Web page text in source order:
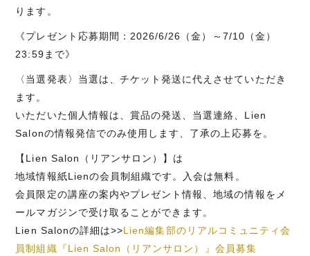
ります。
《プレゼント応募期間：2026/6/26（金）～7/10（金）
23:59まで》
〈当選発表〉当選は、チケット発送に代えさせていただき
ます。
いただいた個人情報は、賞品の発送、当選連絡、Lien
Salonの情報発信でのみ使用します、了承の上応募を。
【Lien Salon（リアンサロン）】は
地域情報紙Lienの会員制組織です。入会は無料。
会員限定の講座の案内やプレゼント情報、地域の情報をメ
ールマガジンで受け取ることができます。
Lien Salonの詳細は>>Lien編集部のリアルコミュニティ会
員制組織『Lien Salon（リアンサロン）』会員募集